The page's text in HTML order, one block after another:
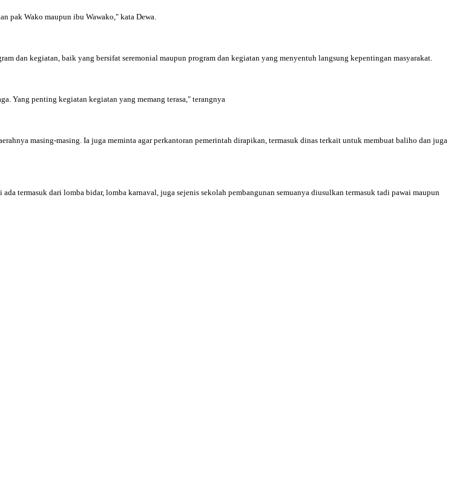
pak Wako maupun ibu Wawako," kata Dewa.
dan kegiatan, baik yang bersifat seremonial maupun program dan kegiatan yang menyentuh langsung kepentingan masyarakat.
Yang penting kegiatan kegiatan yang memang terasa," terangnya
masing-masing. Ia juga meminta agar perkantoran pemerintah dirapikan, termasuk dinas terkait untuk membuat baliho dan juga
termasuk dari lomba bidar, lomba karnaval, juga sejenis sekolah pembangunan semuanya diusulkan termasuk tadi pawai maupun